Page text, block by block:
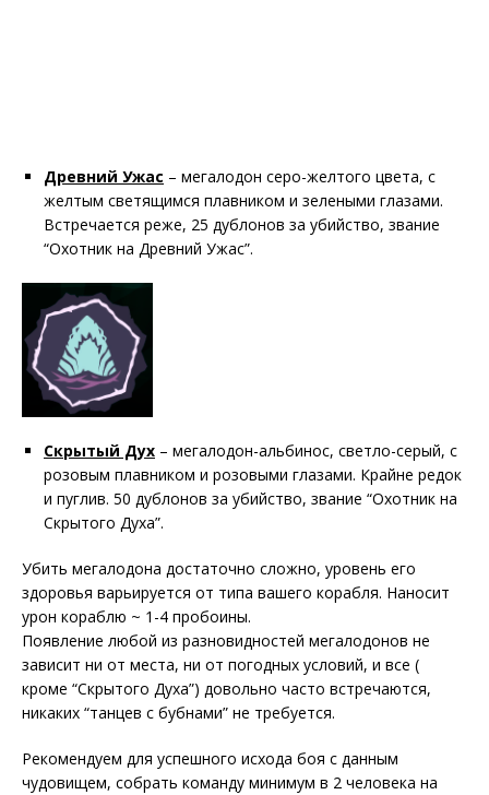
Древний Ужас – мегалодон серо-желтого цвета, с
желтым светящимся плавником и зелеными глазами.
Встречается реже, 25 дублонов за убийство, звание
“Охотник на Древний Ужас”.
Скрытый Дух – мегалодон-альбинос, светло-серый, с
розовым плавником и розовыми глазами. Крайне редок
и пуглив. 50 дублонов за убийство, звание “Охотник на
Скрытого Духа”.
Убить мегалодона достаточно сложно, уровень его
здоровья варьируется от типа вашего корабля. Наносит
урон кораблю ~ 1-4 пробоины.
Появление любой из разновидностей мегалодонов не
зависит ни от места, ни от погодных условий, и все (
кроме “Скрытого Духа”) довольно часто встречаются,
никаких “танцев с бубнами” не требуется.
Рекомендуем для успешного исхода боя с данным
чудовищем, собрать команду минимум в 2 человека на